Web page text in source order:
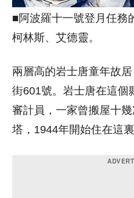
■阿波羅十一號登月任務
柯林斯、艾德靈。
兩層高的岩士唐童年故
街601號。岩士唐在這個
審計員，一家曾搬屋十
塔，1944年開始住在這裏